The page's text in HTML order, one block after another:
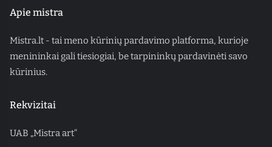
Apie mistra
Mistra.lt - tai meno kūrinių pardavimo platforma, kurioje
menininkai gali tiesiogiai, be tarpininkų pardavinėti savo
kūrinius.
Rekvizitai
UAB „Mistra art“